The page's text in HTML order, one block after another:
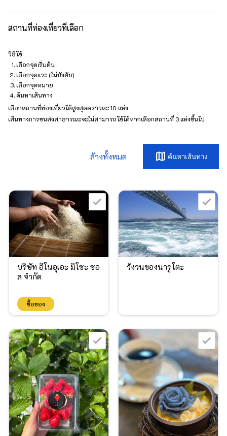
สถานที่ท่องเที่ยวที่เลือก
วิธีใช้
เลือกจุดเริ่มต้น
เลือกจุดแวะ (ไม่บังคับ)
เลือกจุดหมาย
ค้นหาเส้นทาง
เลือกสถานที่ท่องเที่ยวได้สูงสุดคราวละ 10 แห่ง
เส้นทางการขนส่งสาธารณะจะไม่สามารถใช้ได้หากเลือกสถานที่ 3 แห่งขึ้นไป
ล้างทั้งหมด map ค้นหาเส้นทาง
บริษัท อิโนอุเอะ มิโซะ ซอ
ส จำกัด
ซื้อของ
วังวนของนารูโตะ